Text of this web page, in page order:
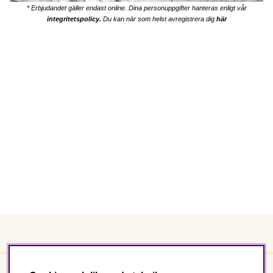
* Erbjudandet gäller endast online. Dina personuppgifter hanteras enligt vår
integritetspolicy. Du kan när som helst avregistrera dig här